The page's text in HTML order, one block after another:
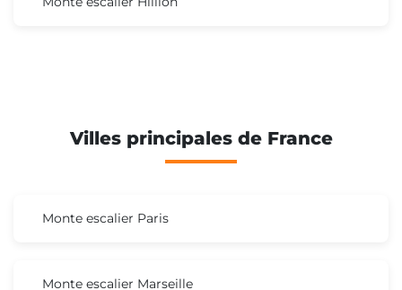
Villes principales de France
Monte escalier Paris
Monte escalier Marseille